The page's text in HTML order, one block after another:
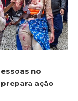
no
ação